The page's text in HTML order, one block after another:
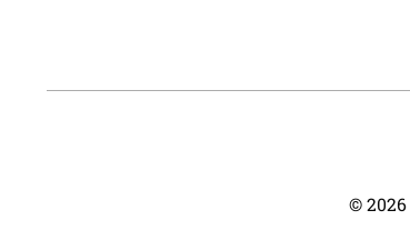
©2026